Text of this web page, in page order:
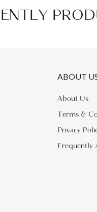
ABOUT
About Us
Terms &
Privacy
Frequently